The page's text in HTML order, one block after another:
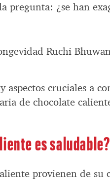
pregunta: ¿se han
Ruchi
aspectos cruciales a
de chocolate
es saludable?
provienen de su